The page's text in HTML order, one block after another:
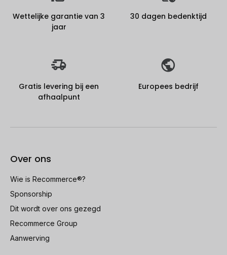
Wettelijke garantie van 3
jaar
30 dagen bedenktijd
Gratis levering bij een
afhaalpunt
Europees bedrijf
Over ons
Wie is Recommerce®?
Sponsorship
Dit wordt over ons gezegd
Recommerce Group
Aanwerving